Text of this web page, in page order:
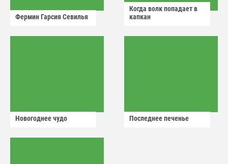
Фермин Гарсия Севилья
Когда волк попадает в
капкан
Новогоднее чудо Последнее печенье